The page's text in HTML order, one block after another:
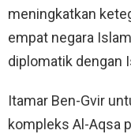
meningkatkan
empat negara
diplomatik dengan
Itamar Ben-Gvir
kompleks Al-Aqsa